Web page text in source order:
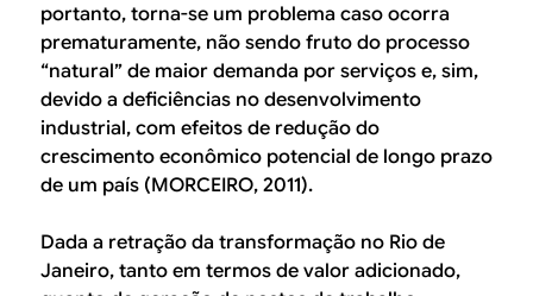
portanto, torna-se um problema caso ocorra
prematuramente, não sendo fruto do processo
“natural” de maior demanda por serviços e, sim,
devido a deficiências no desenvolvimento
industrial, com efeitos de redução do
crescimento econômico potencial de longo prazo
de um país (MORCEIRO, 2011).
Dada a retração da transformação no Rio de
Janeiro, tanto em termos de valor adicionado,